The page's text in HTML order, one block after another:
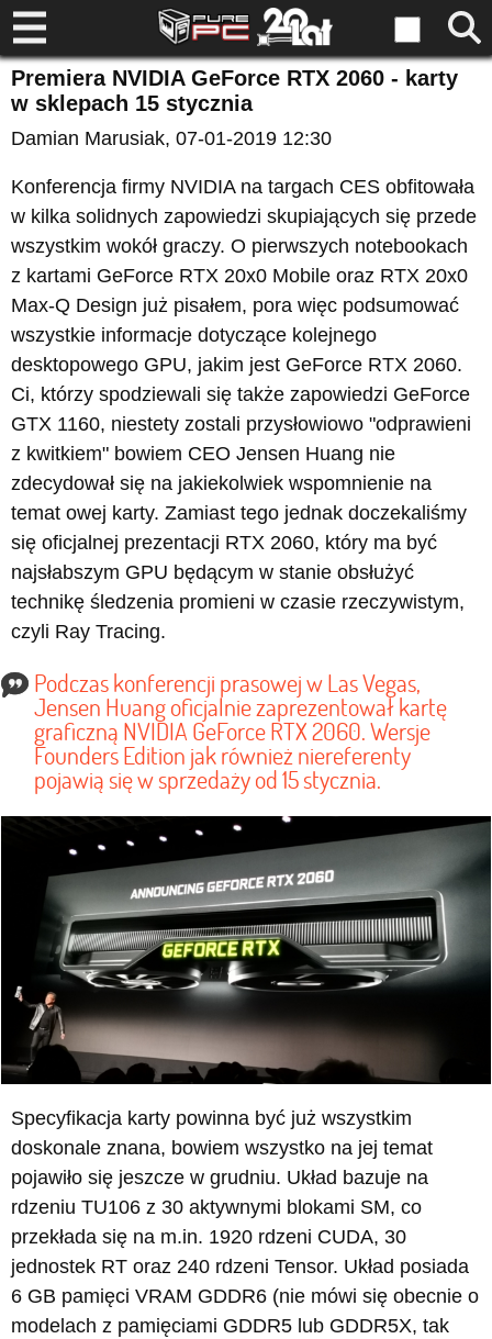
Premiera NVIDIA GeForce RTX 2060 - karty
w sklepach 15 stycznia
Damian Marusiak, 07-01-2019 12:30
Konferencja firmy NVIDIA na targach CES obfitowała
w kilka solidnych zapowiedzi skupiających się przede
wszystkim wokół graczy. O pierwszych notebookach
z kartami GeForce RTX 20x0 Mobile oraz RTX 20x0
Max-Q Design już pisałem, pora więc podsumować
wszystkie informacje dotyczące kolejnego
desktopowego GPU, jakim jest GeForce RTX 2060.
Ci, którzy spodziewali się także zapowiedzi GeForce
GTX 1160, niestety zostali przysłowiowo "odprawieni
z kwitkiem" bowiem CEO Jensen Huang nie
zdecydował się na jakiekolwiek wspomnienie na
temat owej karty. Zamiast tego jednak doczekaliśmy
się oficjalnej prezentacji RTX 2060, który ma być
najsłabszym GPU będącym w stanie obsłużyć
technikę śledzenia promieni w czasie rzeczywistym,
czyli Ray Tracing.
Podczas konferencji prasowej w Las Vegas,
Jensen Huang oficjalnie zaprezentował kartę
graficzną NVIDIA GeForce RTX 2060. Wersje
Founders Edition jak również niereferenty
pojawią się w sprzedaży od 15 stycznia.
Specyfikacja karty powinna być już wszystkim
doskonale znana, bowiem wszystko na jej temat
pojawiło się jeszcze w grudniu. Układ bazuje na
rdzeniu TU106 z 30 aktywnymi blokami SM, co
przekłada się na m.in. 1920 rdzeni CUDA, 30
jednostek RT oraz 240 rdzeni Tensor. Układ posiada
6 GB pamięci VRAM GDDR6 (nie mówi się obecnie o
modelach z pamięciami GDDR5 lub GDDR5X, tak